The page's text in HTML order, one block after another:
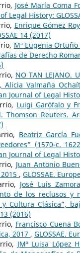
José María Coma
Legal History:
Enrique Gómez
14 (2017)
Mª Eugenia
de Derecho
NO TAN
Alicia Valmaña
Journal of Legal
Luigi Garófalo y
Thomson Reuters.
Beatriz García
(1570-c.
Journal of Legal
Juan Antonio
, GLOSSAE.
José Luis
de los reclusos y
y Cultura Clásica”,
(2016)
Francisco Cuena
2017 , GLOSSAE.
JMª Luisa López